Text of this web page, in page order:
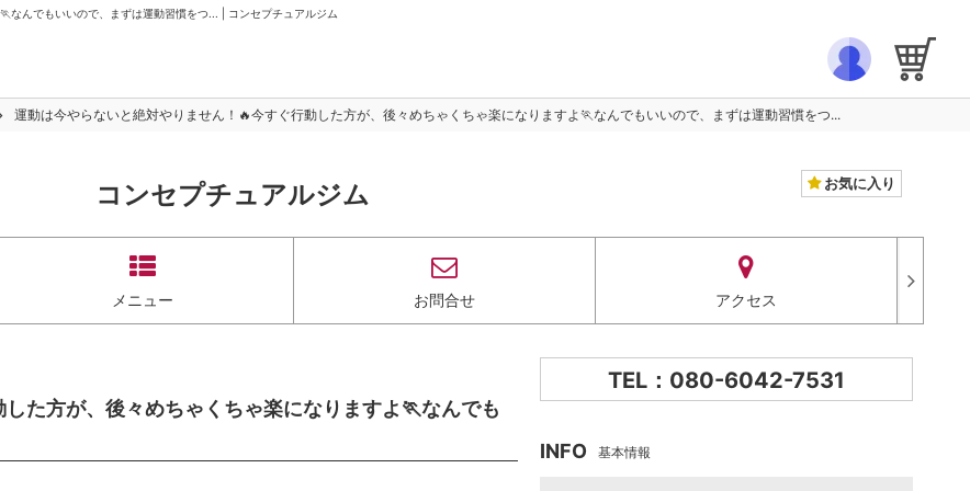
なんでもいいので、まずは運動習慣をつ... | コンセプチュアルジム
運動は今やらないと絶対やりません！🔥今すぐ行動した方が、後々めちゃくちゃ楽になりますよ🏃なんでもいいので、まずは運動習慣をつ...
コンセプチュアルジム お気に入り
メニュー お問合せ アクセス
た方が、後々めちゃくちゃ楽になりますよ🏃なんでも
TEL：080-6042-7531
INFO 基本情報